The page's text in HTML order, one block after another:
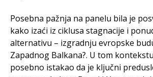
Posebna pažnja na panelu bila je
kako izaći iz ciklusa stagnacije i
alternativu – izgradnju evropske
Zapadnog Balkana?. U tom
posebno istakao da je ključni